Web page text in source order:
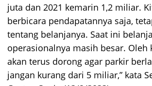
juta dan 2021 kemarin 1,2 miliar.
berbicara pendapatannya saja,
tentang belanjanya. Saat ini belanja
operasionalnya masih besar. Oleh
akan terus dorong agar parkir
jangan kurang dari 5 miliar,” kata